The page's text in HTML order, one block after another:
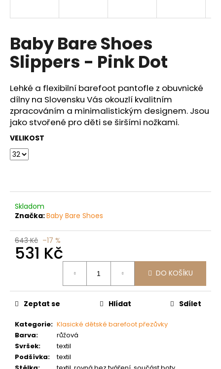
Baby Bare Shoes
Slippers - Pink Dot
Lehké a flexibilní barefoot pantofle z obuvnické
dílny na Slovensku Vás okouzlí kvalitním
zpracováním a minimalistickým designem. Jsou
jako stvořené pro děti se širšími nožkami.
VELIKOST
Skladom
Značka:Baby Bare Shoes
643 Kč –17 %
531 Kč
DO KOŠÍKU
Kategorie: Klasické dětské barefoot přezůvky
Barva:
růžová
Svršek:
textil
Podšívka:
textil
Zeptat se Hlídat Sdílet
í
t
?
HLEDAT
D
o
u
u